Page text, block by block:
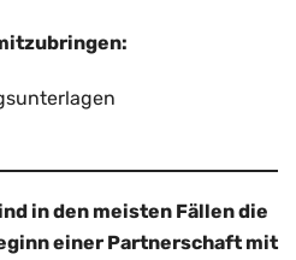
in den meisten Fällen die
einer Partnerschaft mit